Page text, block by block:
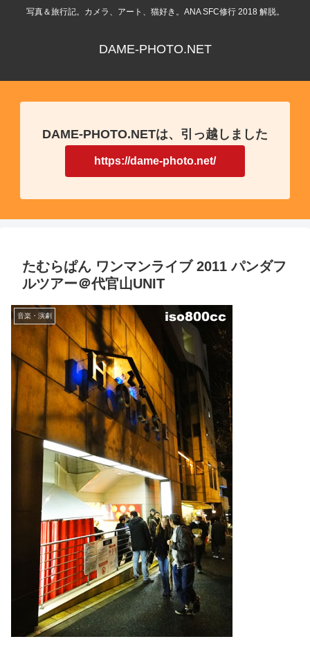
写真＆旅行記。カメラ、アート、猫好き。ANA SFC修行 2018 解脱。
DAME-PHOTO.NET
DAME-PHOTO.NETは、引っ越しました
https://dame-photo.net/
たむらぱん ワンマンライブ 2011 パンダフ
ルツアー＠代官山UNIT
音楽・演劇